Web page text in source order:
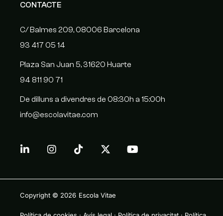
CONTACTE
C/ Balmes 209, 08006 Barcelona
93 417 05 14
Plaza San Juan 5, 31620 Huarte
94 811 90 71
De dilluns a divendres de 08:30h a 15:00h
info@escolavitae.com
Copyright © 2026 Escola Vitae